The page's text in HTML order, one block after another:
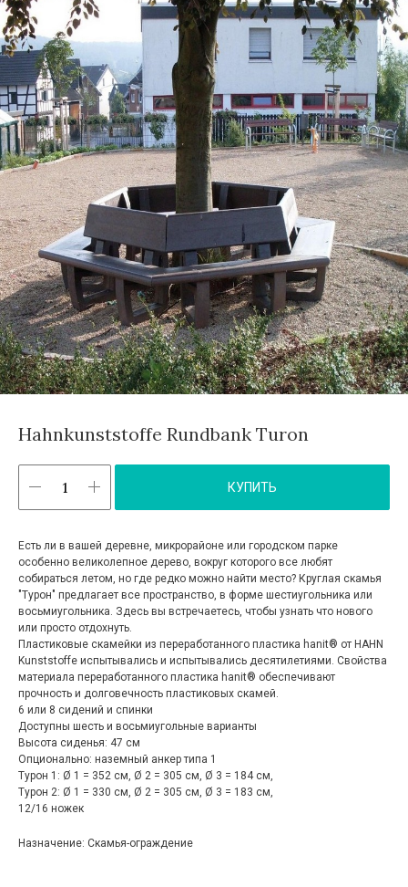
Hahnkunststoffe Rundbank Turon
КУПИТЬ
Есть ли в вашей деревне, микрорайоне или городском парке
особенно великолепное дерево, вокруг которого все любят
собираться летом, но где редко можно найти место? Круглая скамья
"Турон" предлагает все пространство, в форме шестиугольника или
восьмиугольника. Здесь вы встречаетесь, чтобы узнать что нового
или просто отдохнуть.
Пластиковые скамейки из переработанного пластика hanit® от HAHN
Kunststoffe испытывались и испытывались десятилетиями. Свойства
материала переработанного пластика hanit® обеспечивают
прочность и долговечность пластиковых скамей.
6 или 8 сидений и спинки
Доступны шесть и восьмиугольные варианты
Высота сиденья: 47 см
Опционально: наземный анкер типа 1
Турон 1: Ø 1 = 352 см, Ø 2 = 305 см, Ø 3 = 184 см,
Турон 2: Ø 1 = 330 см, Ø 2 = 305 см, Ø 3 = 183 см,
12/16 ножек
Назначение: Скамья-ограждение